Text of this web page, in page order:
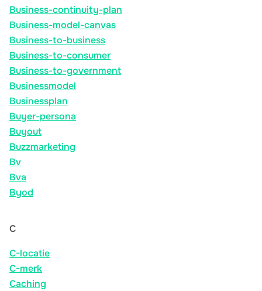
Business-continuity-plan
Business-model-canvas
Business-to-business
Business-to-consumer
Business-to-government
Businessmodel
Businessplan
Buyer-persona
Buyout
Buzzmarketing
Bv
Bva
Byod
C
C-locatie
C-merk
Caching